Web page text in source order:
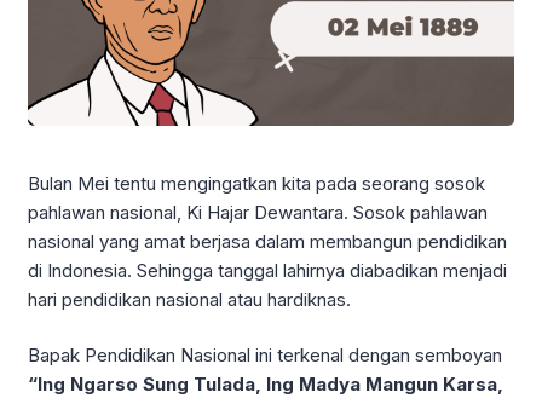
Bulan Mei tentu mengingatkan kita pada seorang sosok
pahlawan nasional , Ki Hajar Dewantara. Sosok pahlawan
nasional yang amat berjasa dalam membangun pendidikan
di Indonesia. Sehingga tanggal lahirnya diabadikan menjadi
hari pendidikan nasional atau hardiknas.
Bapak Pendidikan Nasional ini terkenal dengan semboyan
“Ing Ngarso Sung Tulada, Ing Madya Mangun Karsa,